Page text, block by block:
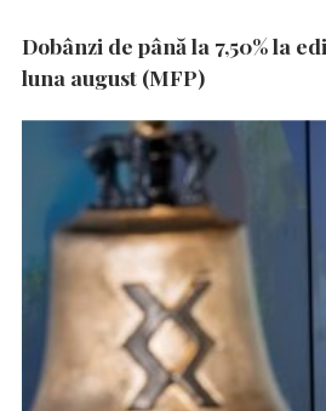
Dobânzi de până la 7,50% la
luna august (MFP)